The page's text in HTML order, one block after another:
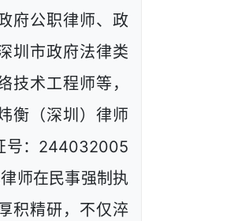
府公职律师、政
圳市政府法律类
技术工程师等，
衡（深圳）律师
号：244032005
师在民事强制执
积精研，不仅淬